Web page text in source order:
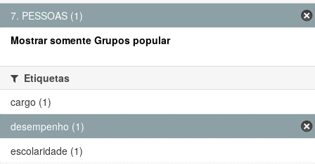
7. PESSOAS (1)
Mostrar somente Grupos popular
Etiquetas
cargo (1)
desempenho (1)
escolaridade (1)